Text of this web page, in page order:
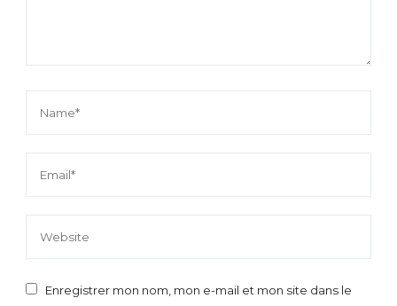
Enregistrer mon nom, mon e-mail et mon site dans le